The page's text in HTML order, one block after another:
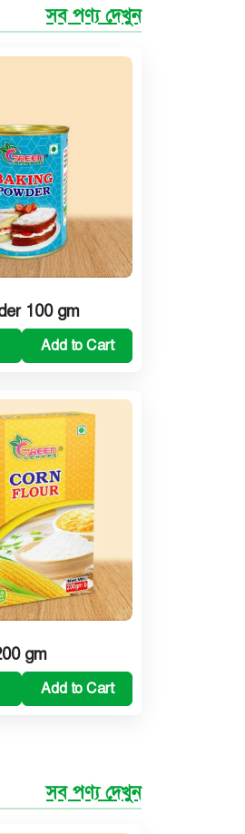
সব পণ্য দেখুন
100 gm
Add to Cart
gm
Add to Cart
সব পণ্য দেখুন